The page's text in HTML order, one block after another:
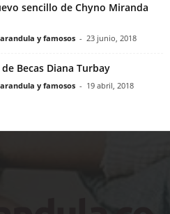
sencillo de Chyno Miranda
y famosos - 23 junio, 2018
Becas Diana Turbay
y famosos - 19 abril, 2018